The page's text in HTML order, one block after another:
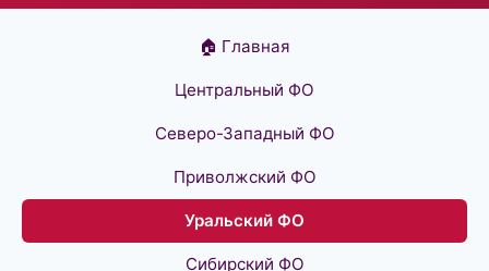
🏠 Главная
Центральный ФО
Северо-Западный ФО
Приволжский ФО
Уральский ФО
Сибирский ФО